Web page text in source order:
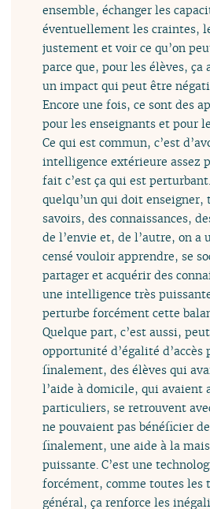
ensemble, échanger les
éventuellement les craintes,
justement et voir ce qu’on
parce que, pour les élèves, ça
un impact qui peut être
Encore une fois, ce sont des
pour les enseignants et pour
Ce qui est commun, c’est
intelligence extérieure assez
fait c’est ça qui est
quelqu’un qui doit enseigner,
savoirs, des connaissances,
de l’envie et, de l’autre, on a
censé vouloir apprendre, se
partager et acquérir des
une intelligence très
perturbe forcément cette
Quelque part, c’est aussi,
opportunité d’égalité d’accès
finalement, des élèves qui
l’aide à domicile, qui avaient
particuliers, se retrouvent
ne pouvaient pas bénéficier
finalement, une aide à la
puissante. C’est une
forcément, comme toutes les
général, ça renforce les